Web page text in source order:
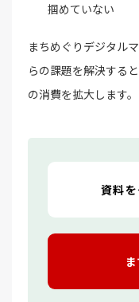
掴めていない
まちめぐりデジタル
らの課題を解決する
の消費を拡大します。
資料